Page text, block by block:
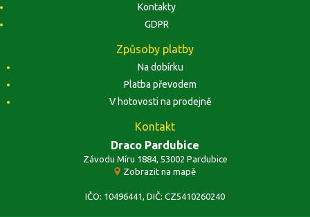
Kontakty
GDPR
Způsoby platby
Na dobírku
Platba převodem
V hotovosti na prodejně
Kontakt
Draco Pardubice
Závodu Míru 1884, 53002 Pardubice
Zobrazit na mapě
IČO: 10496441, DIČ: CZ5410260240